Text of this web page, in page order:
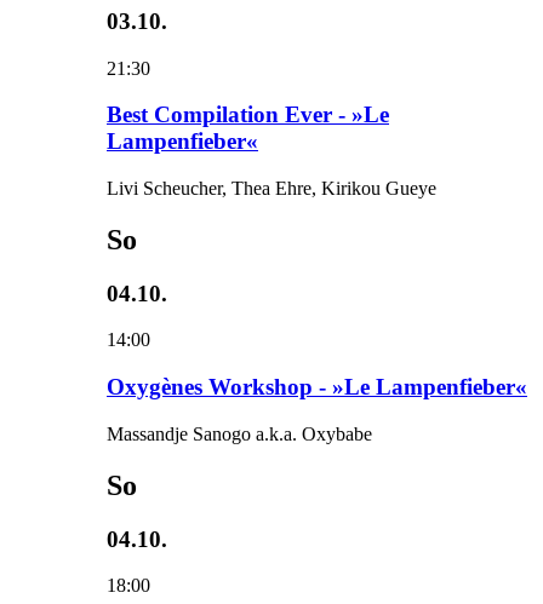
03.10.
21:30
Best Compilation Ever - »Le
Lampenfieber«
Livi Scheucher, Thea Ehre, Kirikou Gueye
So
04.10.
14:00
Oxygènes Workshop - »Le Lampenfieber«
Massandje Sanogo a.k.a. Oxybabe
So
04.10.
18:00